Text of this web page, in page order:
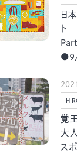
日
ト
●9/
覚
大
スポ